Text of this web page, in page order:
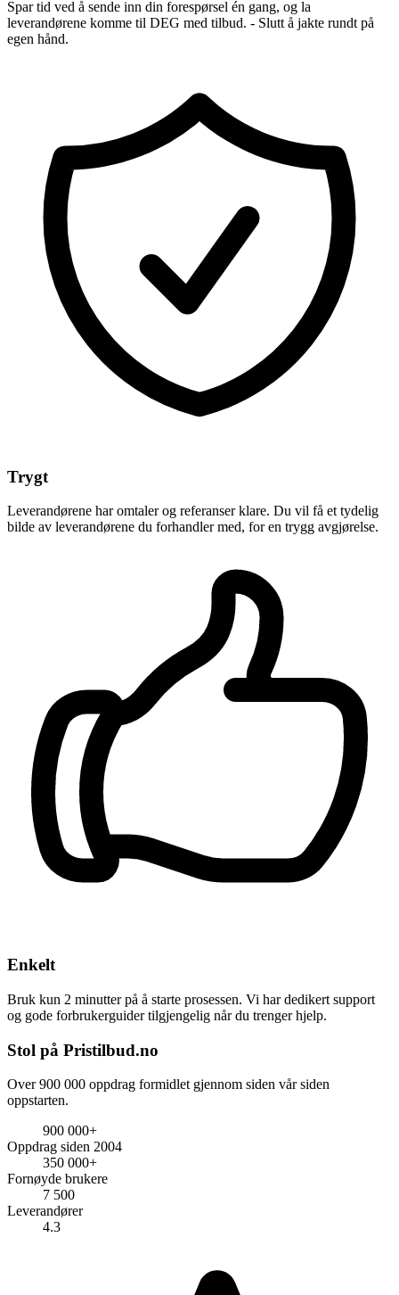
Spar tid ved å sende inn din forespørsel én gang, og la
leverandørene komme til DEG med tilbud. - Slutt å jakte rundt på
egen hånd.
Trygt
Leverandørene har omtaler og referanser klare. Du vil få et tydelig
bilde av leverandørene du forhandler med, for en trygg avgjørelse.
Enkelt
Bruk kun 2 minutter på å starte prosessen. Vi har dedikert support
og gode forbrukerguider tilgjengelig når du trenger hjelp.
Stol på Pristilbud.no
Over 900 000 oppdrag formidlet gjennom siden vår siden
oppstarten.
900 000+
Oppdrag siden 2004
350 000+
Fornøyde brukere
7 500
Leverandører
4.3